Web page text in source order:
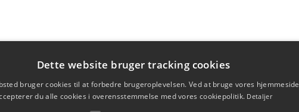
Dette website bruger tracking cookies
bruger cookies til at forbedre brugeroplevelsen. Ved at bruge vores hjemmeside
du alle cookies i overensstemmelse med vores cookiepolitik. Detaljer